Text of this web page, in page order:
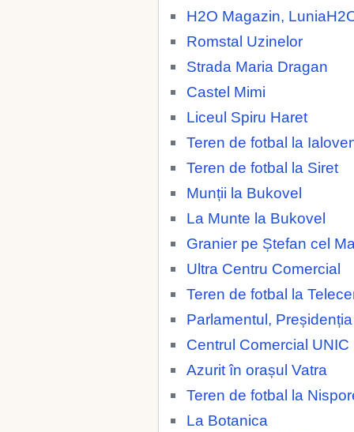
H2O Magazin,
Romstal Uzinelor
Strada Maria Dragan
Castel Mimi
Liceul Spiru Haret
Teren de fotbal la
Teren de fotbal la Siret
Munții la Bukovel
La Munte la Bukovel
Granier pe Ștefan cel
Ultra Centru Comercial
Teren de fotbal la
Parlamentul, Preșidenția
Centrul Comercial UNIC
Azurit în orașul Vatra
Teren de fotbal la
La Botanica